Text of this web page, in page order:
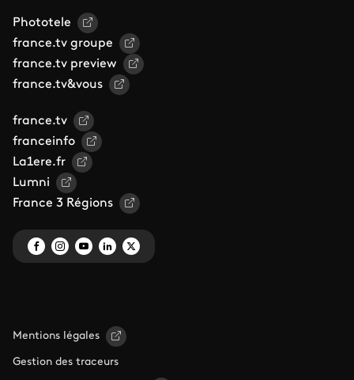
Phototele
france.tv groupe
france.tv preview
france.tv&vous
france.tv
franceinfo
La1ere.fr
Lumni
France 3 Régions
Mentions légales
Gestion des traceurs